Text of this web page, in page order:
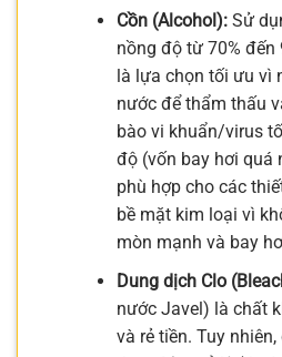
Cồn (Alcohol):Sử
nồng độ từ 70% đến
là lựa chọn tối ưu vì
nước để thẩm thấu
bào vi khuẩn/virus
độ (vốn bay hơi quá
phù hợp cho các
bề mặt kim loại vì
mòn mạnh và bay
Dung dịch Clo
nước Javel) là chất
và rẻ tiền. Tuy